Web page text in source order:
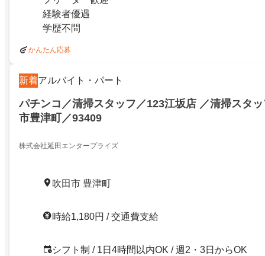
経験者優遇
学歴不問
かんたん応募
新着アルバイト・パート
パチンコ／清掃スタッフ／123江坂店 ／清掃スタ
市豊津町／93409
株式会社延田エンタープライズ
吹田市 豊津町
時給1,180円 / 交通費支給
シフト制 / 1日4時間以内OK / 週2・3日からOK